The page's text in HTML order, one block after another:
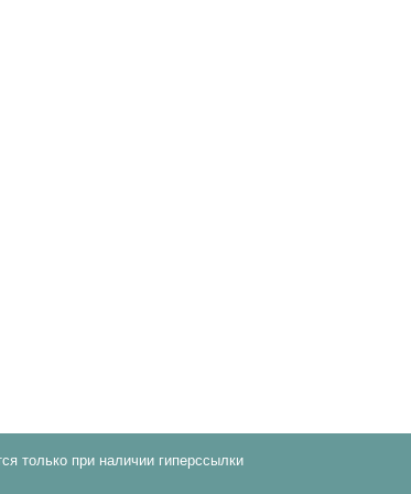
только при наличии гиперссылки